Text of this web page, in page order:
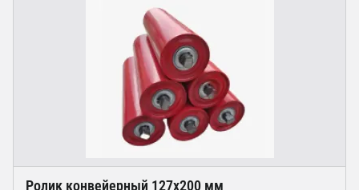
Ролик конвейерный 127х200 мм